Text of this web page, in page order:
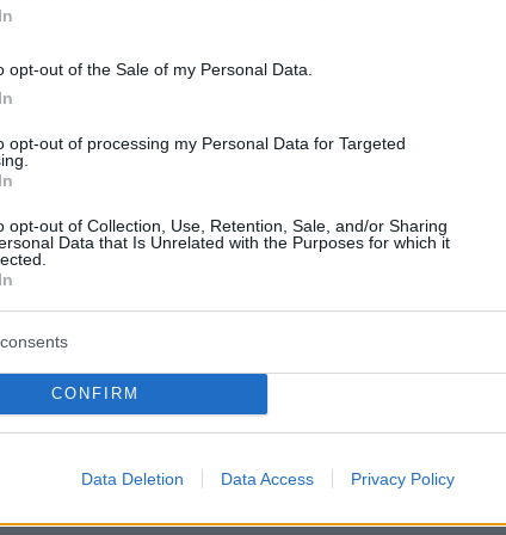
opt-out of the Sale of my Personal Data.
opt-out of processing my Personal Data for Targeted
opt-out of Collection, Use, Retention, Sale, and/or Sharing
Data that Is Unrelated with the Purposes for which it
CONFIRM
Data Deletion Data Access Privacy Policy
Οδόκαταγράφονται επίσης, καθυστερήσεις.
Φυλής έως Κηφισίας,
έξοδο για Λαμία.
έξοδο για Λαμία,
καθυστερήσεις 20΄-25΄από Αγ. Παρασκευή
https://t.co/MuZhnSVlu4
Traffic (@aodostraffic) May 11, 2026